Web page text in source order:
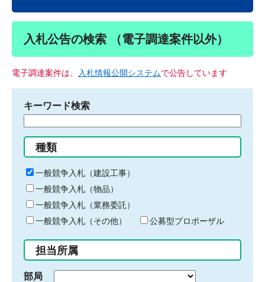
入札公告の検索 （電子調達案件以外）
電子調達案件は、 入札情報公開システムで公告しています
キーワード検索
る
キ
ー
ワ
ー
ド
入
力
種類
一般競争入札（建設工事）
一般競争入札（物品）
一般競争入札（業務委託）
一般競争入札（その他）
公募型プロポーザル
担当所属
部局